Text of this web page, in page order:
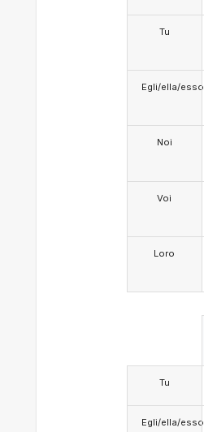
Tu
Egli/ella/esso
Noi
Voi
Loro
Tu
Egli/ella/esso